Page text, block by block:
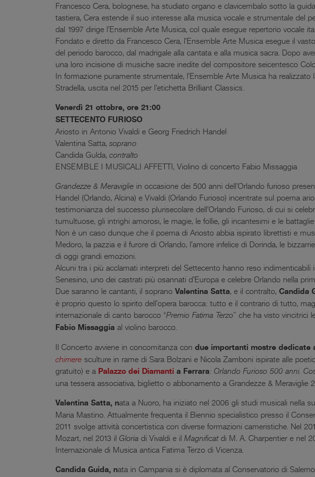
Francesco Cera, bolognese, ha studiato organo e clavicembalo sotto la
tastiera, Cera estende il suo interesse alla musica vocale e strumentale del
dal 1997 dirige l’Ensemble Arte Musica, col quale esegue repertorio vocale
Fondato e diretto da Francesco Cera, l’Ensemble Arte Musica esegue il
del periodo barocco, dal madrigale alla cantata e alla musica sacra. Dopo
una loro incisione di musiche sacre inedite del compositore seicentesco
In formazione puramente strumentale, l’Ensemble Arte Musica ha
Stradella, uscita nel 2015 per l’etichetta Brilliant Classics.
Venerdì 21 ottobre, ore 21:00
SETTECENTO FURIOSO
Ariosto in Antonio Vivaldi e Georg Friedrich Handel
Valentina Satta, soprano
Candida Gulda, contralto
ENSEMBLE I MUSICALI AFFETTI, Violino di concerto Fabio Missaggia
Grandezze & Meraviglie in occasione dei 500 anni dell’Orlando furioso
Handel (Orlando, Alcina) e Vivaldi (Orlando Furioso) incentrate sul poema
testimonianza del successo plurisecolare dell’Orlando Furioso, di cui si
tumultuose, gli intrighi amorosi, le magie, le follie, gli incantesimi e le
Non è un caso dunque che il poema di Ariosto abbia ispirato librettisti e
Medoro, la pazzia e il furore di Orlando, l’amore infelice di Dorinda, le
di oggi grandi emozioni.
Alcuni tra i più acclamati interpreti del Settecento hanno reso
Senesino, uno dei castrati più osannati d’Europa e celebre Orlando nella
Due saranno le cantanti, il soprano Valentina Satta, e il contralto, Candida
è proprio questo lo spirito dell’opera barocca: tutto e il contrario di tutto,
internazionale di canto barocco “Premio Fatima Terzo” che ha visto vincitrici
Fabio Missaggia al violino barocco.
Il Concerto avviene in concomitanza con due importanti mostre dedicate
chimere sculture in rame di Sara Bolzani e Nicola Zamboni ispirate alle
gratuito) e a Palazzo dei Diamanti a Ferrara: Orlando Furioso 500 anni.
una tessera associativa, biglietto o abbonamento a Grandezze & Meraviglie
Valentina Satta, nata a Nuoro, ha iniziato nel 2006 gli studi musicali nella
Maria Mastino. Attualmente frequenta il Biennio specialistico presso il
2011 svolge attività concertistica con diverse formazioni cameristiche. Nel
Mozart, nel 2013 il Gloria di Vivaldi e il Magnificat di M. A. Charpentier e nel
Internazionale di Musica antica Fatima Terzo di Vicenza.
Candida Guida, nata in Campania si è diplomata al Conservatorio di